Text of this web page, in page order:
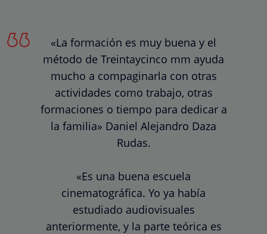
«La formación es muy buena y el
método de Treintaycinco mm ayuda
mucho a compaginarla con otras
actividades como trabajo, otras
formaciones o tiempo para dedicar a
la familia» Daniel Alejandro Daza
Rudas.
«Es una buena escuela
cinematográfica. Yo ya había
estudiado audiovisuales
anteriormente, y la parte teórica es